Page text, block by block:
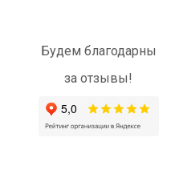
Будем благодарны
за отзывы!